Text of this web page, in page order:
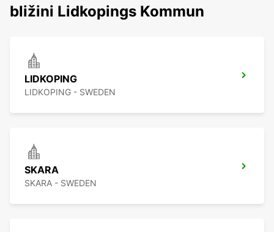
bližini Lidkopings Kommun
LIDKOPING
LIDKOPING - SWEDEN
SKARA
SKARA - SWEDEN